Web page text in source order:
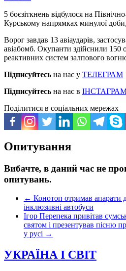
5 боєзіткнень відбулося на
Курському напрямках минулої
Ворог завдав 13 авіаударів,
авіабомб. Окупанти здійснили 150
реактивних систем залпового
Підписуйтесь на нас у ТЕЛЕГРАМ
Підписуйтесь на нас в
Поділитися в соціальних мережах
Опитування
Вибачте, в даний час не
опитувань.
← Конотоп отримав апарати
інклюзивні автобуси
Ігор Перепека привітав
святом і презентував пісню
у русі →
УКРАЇНА І СВІТ